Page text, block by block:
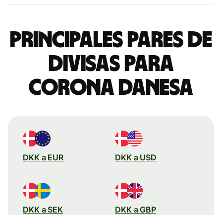
Principales pares de
divisas para
corona danesa
DKK a EUR DKK a USD
DKK a SEK DKK a GBP